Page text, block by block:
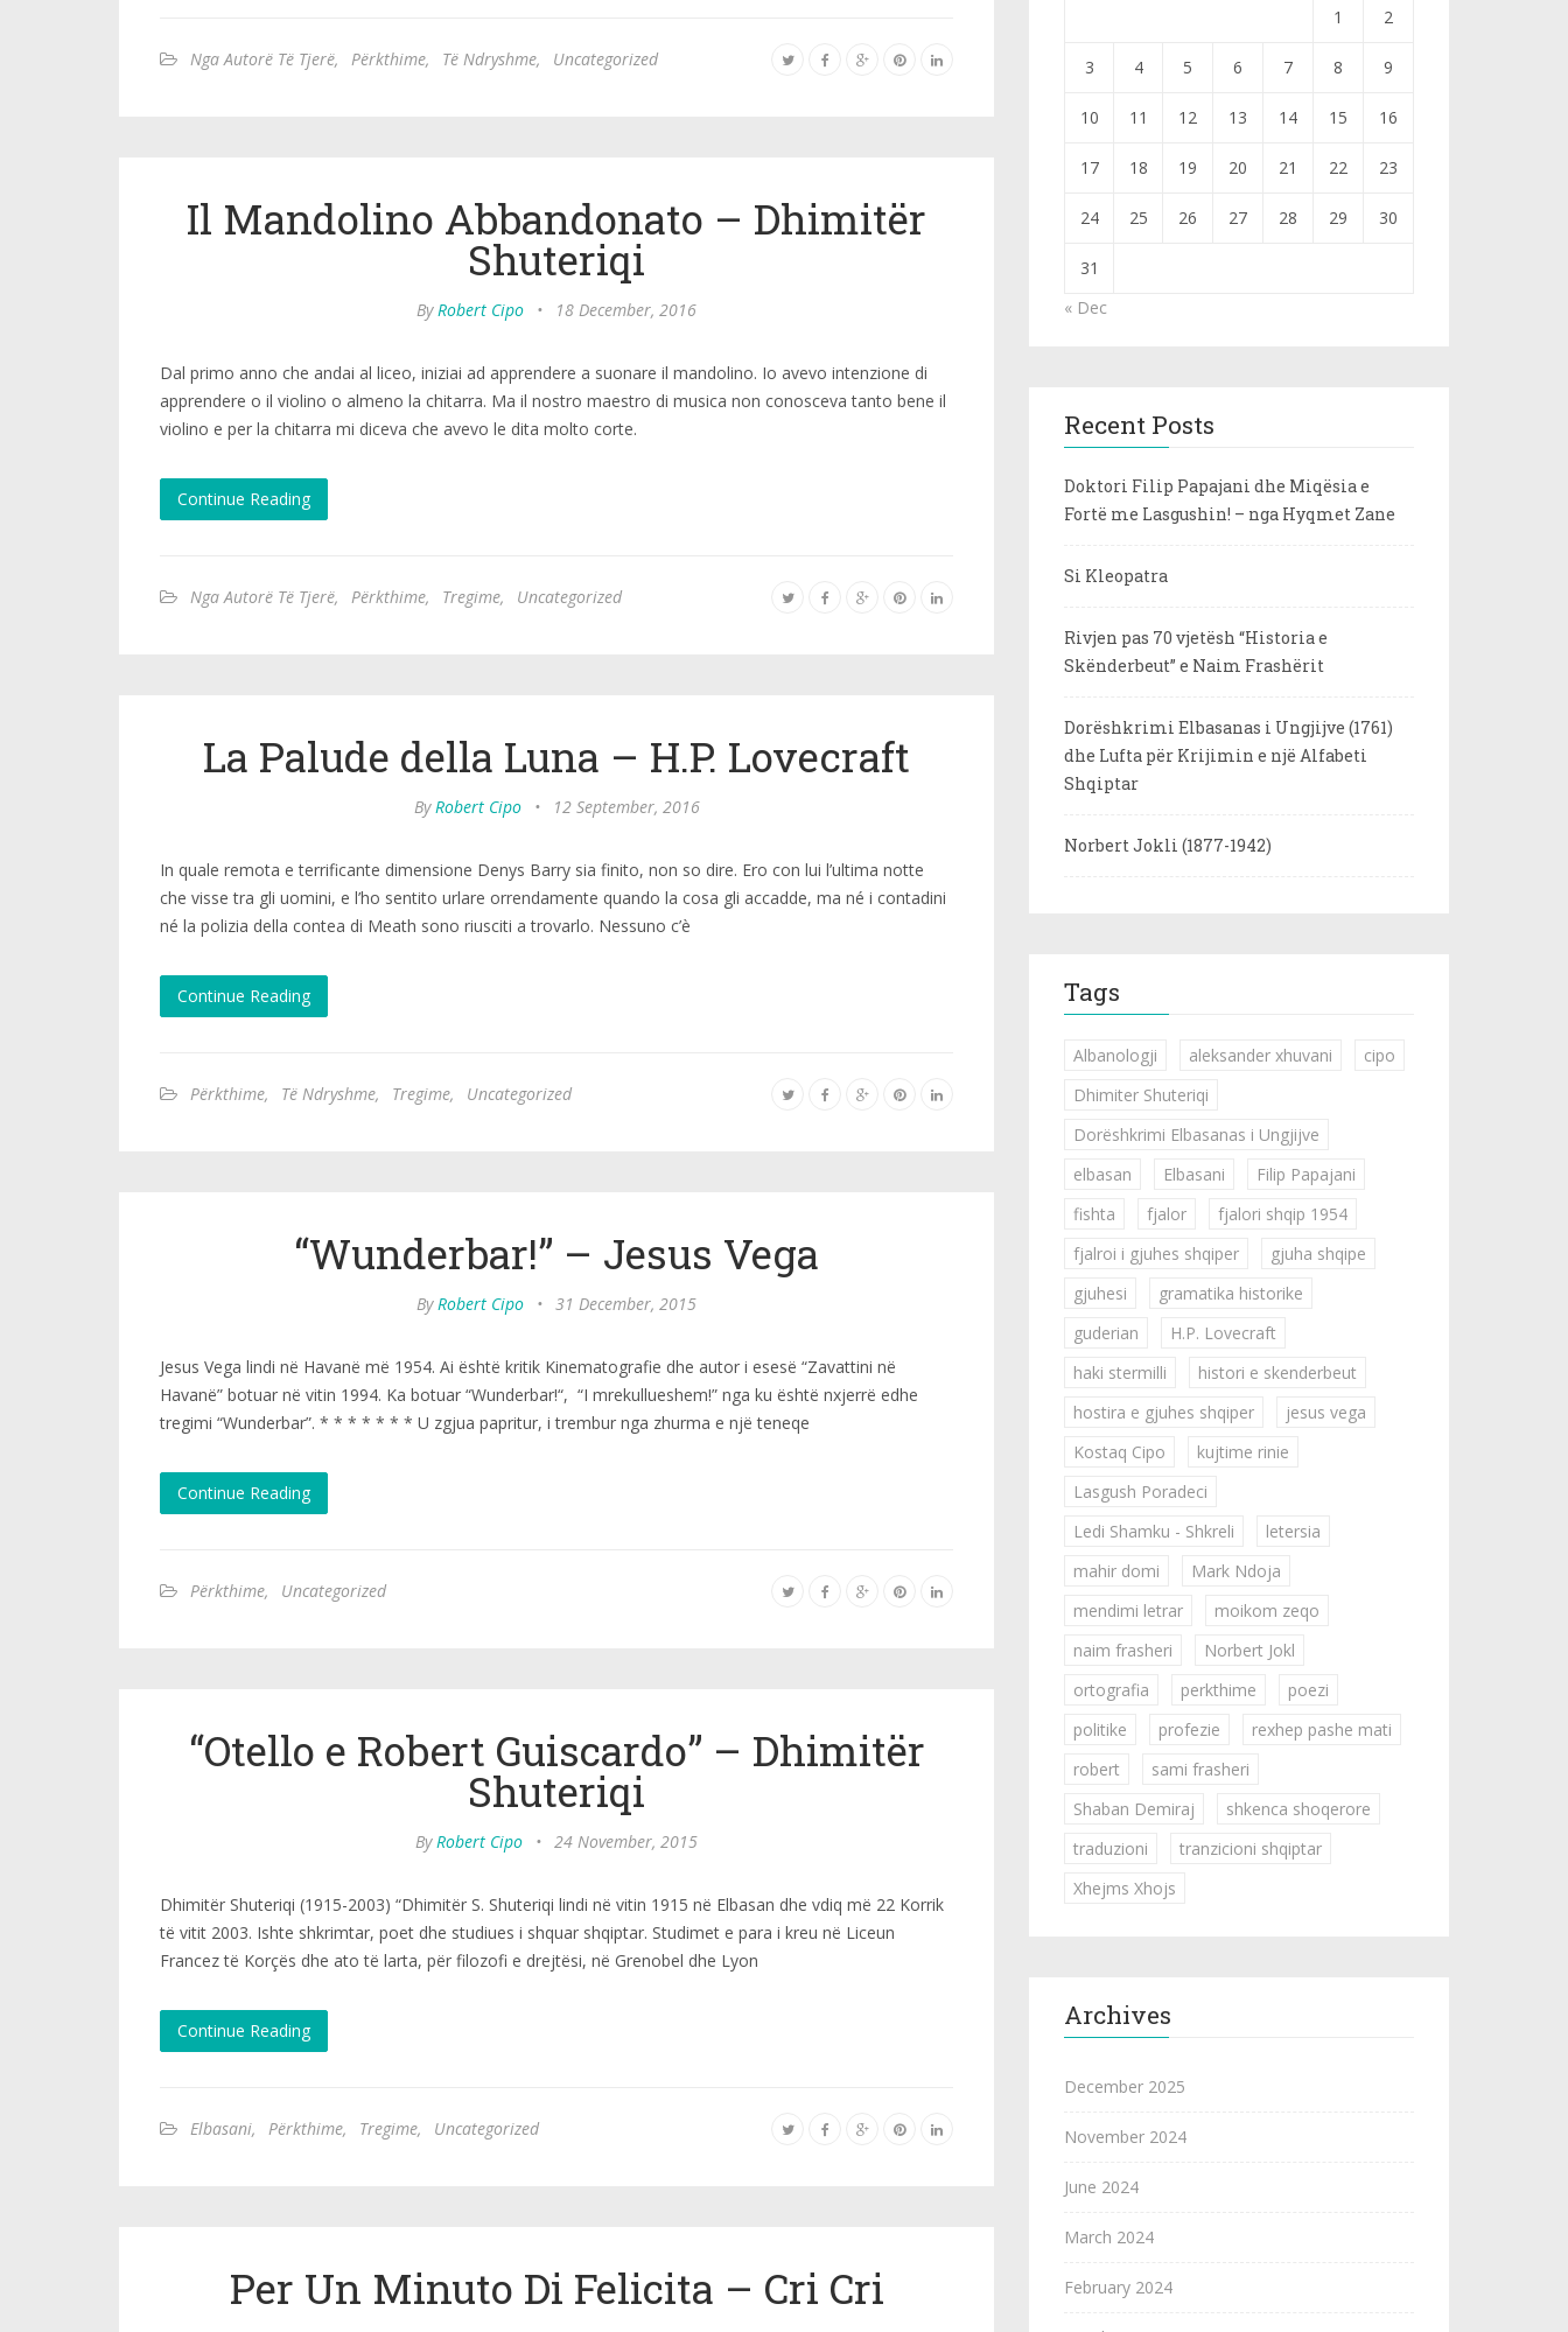
Nga Autorë Të Tjerë, Përkthime, Të Ndryshme, Uncategorized
Il Mandolino Abbandonato – Dhimitër
Shuteriqi
ByRobert Cipo • 18 December, 2016
Dal primo anno che andai al liceo, iniziai ad apprendere a suonare il mandolino. Io avevo intenzione di
apprendere o il violino o almeno la chitarra. Ma il nostro maestro di musica non conosceva tanto bene il
violino e per la chitarra mi diceva che avevo le dita molto corte.
Continue Reading
Nga Autorë Të Tjerë, Përkthime, Tregime, Uncategorized
La Palude della Luna – H.P. Lovecraft
ByRobert Cipo • 12 September, 2016
In quale remota e terrificante dimensione Denys Barry sia finito, non so dire. Ero con lui l’ultima notte
che visse tra gli uomini, e l’ho sentito urlare orrendamente quando la cosa gli accadde, ma né i contadini
né la polizia della contea di Meath sono riusciti a trovarlo. Nessuno c’è
Continue Reading
Përkthime, Të Ndryshme, Tregime, Uncategorized
“Wunderbar!” – Jesus Vega
ByRobert Cipo • 31 December, 2015
Jesus Vega lindi në Havanë më 1954. Ai është kritik Kinematografie dhe autor i esesë “Zavattini në
Havanë” botuar në vitin 1994. Ka botuar “Wunderbar!“, “I mrekullueshem!” nga ku është nxjerrë edhe
tregimi “Wunderbar”. * * * * * * * U zgjua papritur, i trembur nga zhurma e një teneqe
Continue Reading
Përkthime, Uncategorized
“Otello e Robert Guiscardo” – Dhimitër
Shuteriqi
ByRobert Cipo • 24 November, 2015
Dhimitër Shuteriqi (1915-2003) “Dhimitër S. Shuteriqi lindi në vitin 1915 në Elbasan dhe vdiq më 22 Korrik
të vitit 2003. Ishte shkrimtar, poet dhe studiues i shquar shqiptar. Studimet e para i kreu në Liceun
Francez të Korçës dhe ato të larta, për filozofi e drejtësi, në Grenobel dhe Lyon
Continue Reading
Elbasani, Përkthime, Tregime, Uncategorized
Per Un Minuto Di Felicita – Cri Cri
1 2
3 4 5 6 7 8 9
10 11 12 13 14 15 16
17 18 19 20 21 22 23
24 25 26 27 28 29 30
31
« Dec
Recent Posts
Doktori Filip Papajani dhe Miqësia e
Fortë me Lasgushin! – nga Hyqmet Zane
Si Kleopatra
Rivjen pas 70 vjetësh “Historia e
Skënderbeut” e Naim Frashërit
Dorëshkrimi Elbasanas i Ungjijve (1761)
dhe Lufta për Krijimin e një Alfabeti
Shqiptar
Norbert Jokli (1877-1942)
Tags
Albanologji aleksander xhuvani
cipo
Dhimiter Shuteriqi
Dorëshkrimi Elbasanas i Ungjijve
elbasan
Elbasani
Filip Papajani
fishta
fjalor
fjalori shqip 1954
fjalroi i gjuhes shqiper
gjuha shqipe
gjuhesi
gramatika historike
guderian
H.P. Lovecraft
haki stermilli
histori e skenderbeut
hostira e gjuhes shqiper
jesus vega
Kostaq Cipo
kujtime rinie
Lasgush Poradeci
Ledi Shamku - Shkreli
letersia
mahir domi
Mark Ndoja
mendimi letrar
moikom zeqo
naim frasheri
Norbert Jokl
ortografia
perkthime
poezi
politike
profezie
rexhep pashe mati
robert
sami frasheri
Shaban Demiraj
shkenca shoqerore
traduzioni
tranzicioni shqiptar
Xhejms Xhojs
Archives
December 2025
November 2024
June 2024
March 2024
February 2024